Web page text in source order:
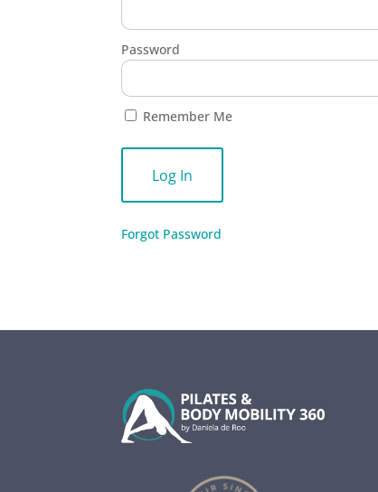
Password
Remember Me
Forgot Password